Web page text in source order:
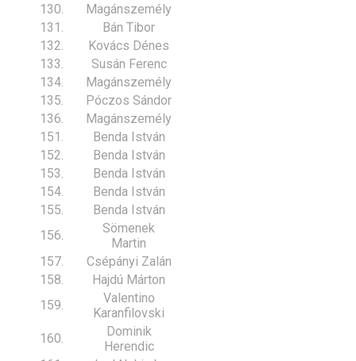
130.
Magánszemély
131.
Bán Tibor
132.
Kovács Dénes
133.
Susán Ferenc
134.
Magánszemély
135.
Póczos Sándor
136.
Magánszemély
151.
Benda István
152.
Benda István
153.
Benda István
154.
Benda István
155.
Benda István
156.
Sömenek
Martin
157.
Csépányi Zalán
158.
Hajdú Márton
159.
Valentino
Karanfilovski
160.
Dominik
Herendic